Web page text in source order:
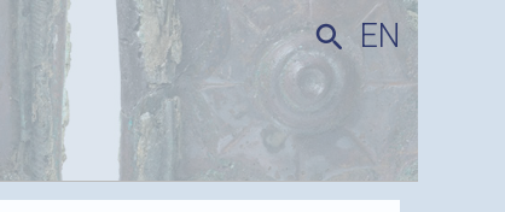
search EN